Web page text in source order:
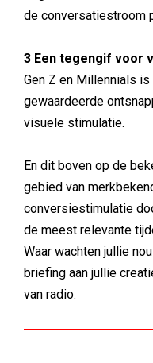
de conversatiestroom
3 Een tegengif voor
Gen Z en Millennials
gewaardeerde
visuele stimulatie.
En dit boven op de
gebied van
conversiestimulatie
de meest relevante
Waar wachten jullie
briefing aan jullie
van radio.